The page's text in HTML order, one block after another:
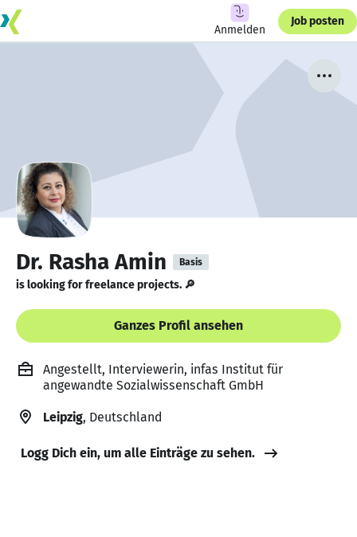
Anmelden
Job posten
Dr. Rasha Amin Basis
is looking for freelance projects. 🔎
Ganzes Profil ansehen
Angestellt, Interviewerin, infas Institut für
angewandte Sozialwissenschaft GmbH
Leipzig, Deutschland
Logg Dich ein, um alle Einträge zu sehen.